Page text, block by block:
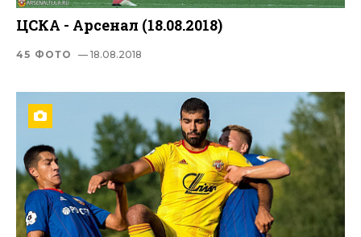
ЦСКА - Арсенал (18.08.2018)
45 ФОТО — 18.08.2018